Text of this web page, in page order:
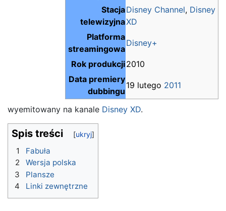
Stacja
telewizyjna
Disney Channel, Disney
XD
Platforma
streamingowa
Disney+
Rok produkcji2010
Data premiery
dubbingu
19 lutego 2011
wyemitowany na kanale Disney XD.
Spis treści
1
Fabuła
2
Wersja polska
3
Plansze
4
Linki zewnętrzne